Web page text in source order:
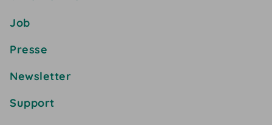
Job
Presse
Newsletter
Support